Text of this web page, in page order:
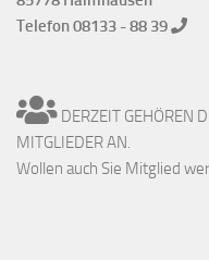
Telefon 08133 - 88 39
DERZEIT GEHÖREN
MITGLIEDER AN.
Wollen auch Sie Mitglied